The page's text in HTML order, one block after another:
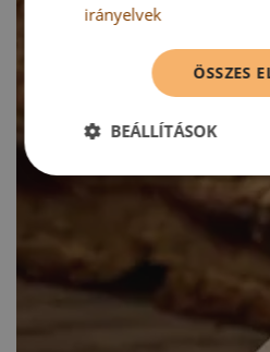
irányelvek
ÖSSZES
BEÁLLÍTÁSOK